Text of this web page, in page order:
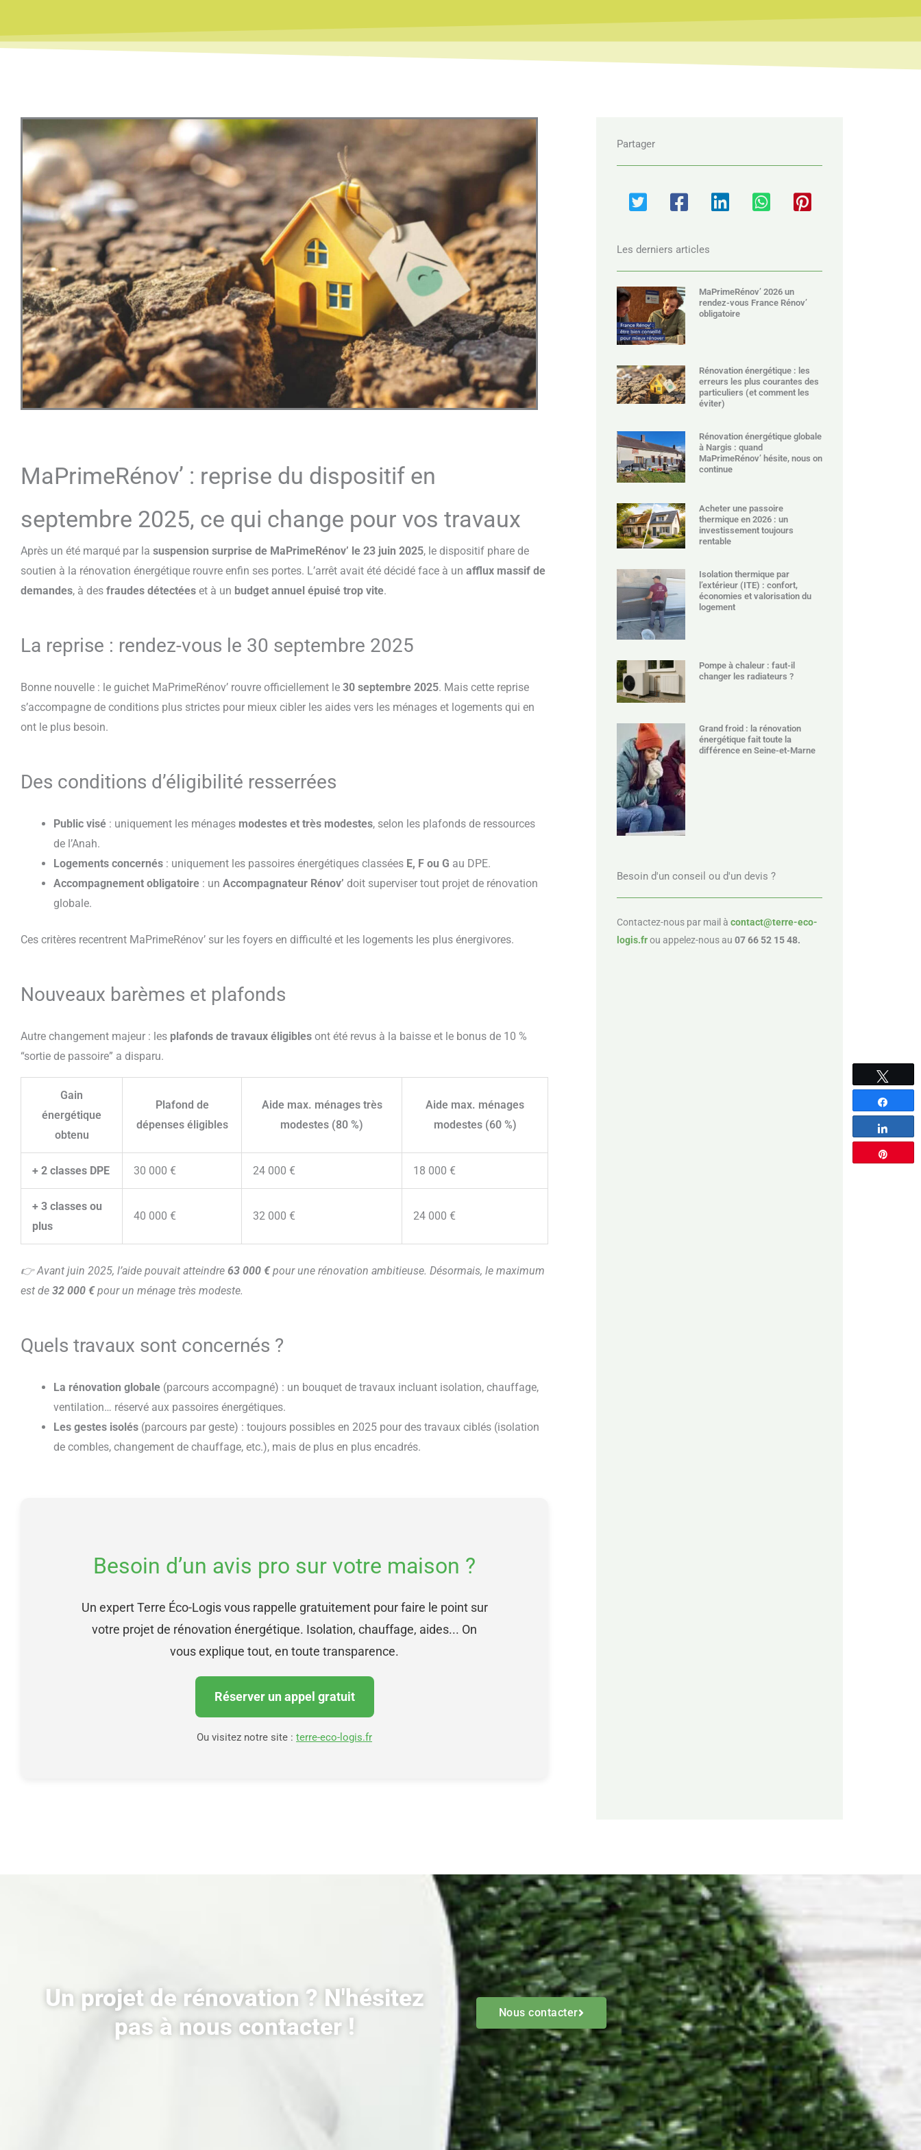
MaPrimeRénov’ : reprise du dispositif en
septembre 2025, ce qui change pour vos travaux
Après un été marqué par la suspension surprise de MaPrimeRénov’ le 23 juin 2025, le dispositif phare de
soutien à la rénovation énergétique rouvre enfin ses portes. L’arrêt avait été décidé face à un afflux massif de
demandes, à des fraudes détectées et à un budget annuel épuisé trop vite.
La reprise : rendez-vous le 30 septembre 2025
Bonne nouvelle : le guichet MaPrimeRénov’ rouvre officiellement le 30 septembre 2025. Mais cette reprise
s’accompagne de conditions plus strictes pour mieux cibler les aides vers les ménages et logements qui en
ont le plus besoin.
Des conditions d’éligibilité resserrées
Public visé : uniquement les ménages modestes et très modestes, selon les plafonds de ressources
de l’Anah.
Logements concernés : uniquement les passoires énergétiques classées E, F ou G au DPE.
Accompagnement obligatoire : un Accompagnateur Rénov’ doit superviser tout projet de rénovation
globale.
Ces critères recentrent MaPrimeRénov’ sur les foyers en difficulté et les logements les plus énergivores.
Nouveaux barèmes et plafonds
Autre changement majeur : les plafonds de travaux éligibles ont été revus à la baisse et le bonus de 10 %
“sortie de passoire” a disparu.
Gain
énergétique
obtenu
Plafond de
dépenses éligibles
Aide max. ménages très
modestes (80 %)
Aide max. ménages
modestes (60 %)
+ 2 classes DPE 30 000 € 24 000 € 18 000 €
+ 3 classes ou
plus
40 000 € 32 000 € 24 000 €
👉 Avant juin 2025, l’aide pouvait atteindre 63 000 €pour une rénovation ambitieuse. Désormais, le maximum
est de 32 000 €pour un ménage très modeste.
Quels travaux sont concernés ?
La rénovation globale (parcours accompagné) : un bouquet de travaux incluant isolation, chauffage,
ventilation… réservé aux passoires énergétiques.
Les gestes isolés (parcours par geste) : toujours possibles en 2025 pour des travaux ciblés (isolation
de combles, changement de chauffage, etc.), mais de plus en plus encadrés.
Besoin d’un avis pro sur votre maison ?
Un expert Terre Éco-Logis vous rappelle gratuitement pour faire le point sur
votre projet de rénovation énergétique. Isolation, chauffage, aides... On
vous explique tout, en toute transparence.
Réserver un appel gratuit
Ou visitez notre site : terre-eco-logis.fr
Partager
Les derniers articles
MaPrimeRénov’ 2026 un
rendez-vous France Rénov’
obligatoire
Rénovation énergétique : les
erreurs les plus courantes des
particuliers (et comment les
éviter)
Rénovation énergétique globale
à Nargis : quand
MaPrimeRénov’ hésite, nous on
continue
Acheter une passoire
thermique en 2026 : un
investissement toujours
rentable
Isolation thermique par
l’extérieur (ITE) : confort,
économies et valorisation du
logement
Pompe à chaleur : faut-il
changer les radiateurs ?
Grand froid : la rénovation
énergétique fait toute la
différence en Seine-et-Marne
Besoin d'un conseil ou d'un devis ?
Contactez-nous par mail à contact@terre-eco-
logis.frou appelez-nous au 07 66 52 15 48.
Un projet de rénovation ? N'hésitez
pas à nous contacter !
Nous contacter